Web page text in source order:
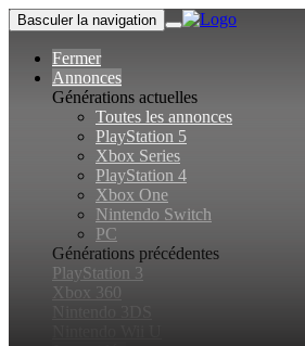
Basculer la navigation
Fermer
Annonces
Générations actuelles
Toutes les annonces
PlayStation 5
Xbox Series
PlayStation 4
Xbox One
Nintendo Switch
PC
Générations précédentes
PlayStation 3
Xbox 360